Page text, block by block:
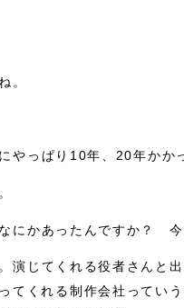
。
やっぱり10年、20年か
にかあったんですか？
演じてくれる役者さんと
てくれる制作会社ってい